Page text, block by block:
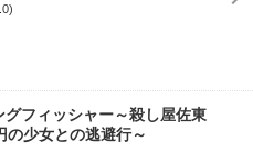
グフィッシャー～殺し屋佐東
の少女との逃避行～